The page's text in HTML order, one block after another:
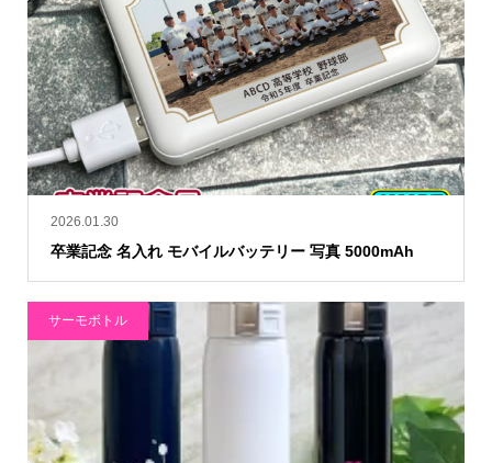
2026.01.30
卒業記念 名入れ モバイルバッテリー 写真 5000mAh
サーモボトル